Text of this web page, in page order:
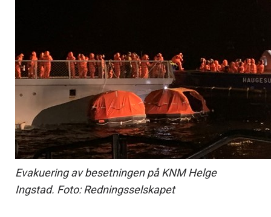
Evakuering av besetningen på KNM Helge
Ingstad. Foto: Redningsselskapet